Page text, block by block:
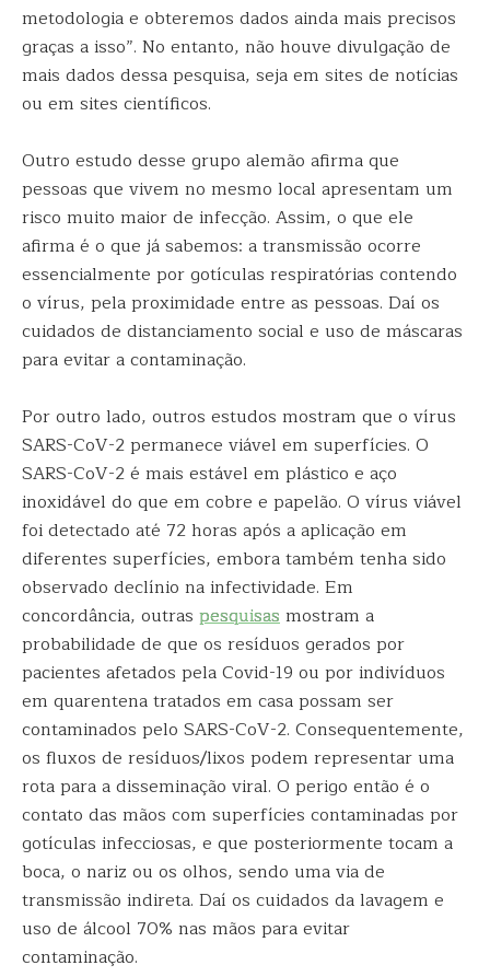
metodologia e obteremos dados ainda mais precisos
graças a isso”. No entanto, não houve divulgação de
mais dados dessa pesquisa, seja em sites de notícias
ou em sites científicos.
Outro estudo desse grupo alemão afirma que
pessoas que vivem no mesmo local apresentam um
risco muito maior de infecção. Assim, o que ele
afirma é o que já sabemos: a transmissão ocorre
essencialmente por gotículas respiratórias contendo
o vírus, pela proximidade entre as pessoas. Daí os
cuidados de distanciamento social e uso de máscaras
para evitar a contaminação.
Por outro lado, outros estudos mostram que o vírus
SARS-CoV-2 permanece viável em superfícies. O
SARS-CoV-2 é mais estável em plástico e aço
inoxidável do que em cobre e papelão. O vírus viável
foi detectado até 72 horas após a aplicação em
diferentes superfícies, embora também tenha sido
observado declínio na infectividade. Em
concordância, outras pesquisasmostram a
probabilidade de que os resíduos gerados por
pacientes afetados pela Covid-19 ou por indivíduos
em quarentena tratados em casa possam ser
contaminados pelo SARS-CoV-2. Consequentemente,
os fluxos de resíduos/lixos podem representar uma
rota para a disseminação viral. O perigo então é o
contato das mãos com superfícies contaminadas por
gotículas infecciosas, e que posteriormente tocam a
boca, o nariz ou os olhos, sendo uma via de
transmissão indireta. Daí os cuidados da lavagem e
uso de álcool 70% nas mãos para evitar
contaminação.